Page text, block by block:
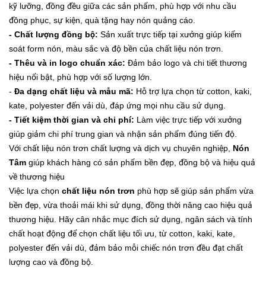
kỹ lưỡng, đồng đều giữa các sản phẩm, phù hợp với nhu cầu
đồng phục, sự kiện, quà tặng hay nón quảng cáo.
- Chất lượng đồng bộ: Sản xuất trực tiếp tại xưởng giúp kiểm
soát form nón, màu sắc và độ bền của chất liệu nón trơn.
- Thêu và in logo chuẩn xác: Đảm bảo logo và chi tiết thương
hiệu nổi bật, phù hợp với số lượng lớn.
- Đa dạng chất liệu và mẫu mã: Hỗ trợ lựa chọn từ cotton, kaki,
kate, polyester đến vải dù, đáp ứng mọi nhu cầu sử dụng.
- Tiết kiệm thời gian và chi phí: Làm việc trực tiếp với xưởng
giúp giảm chi phí trung gian và nhận sản phẩm đúng tiến độ.
Với chất liệu nón trơn chất lượng và dịch vụ chuyên nghiệp, Nón
Tâm giúp khách hàng có sản phẩm bền đẹp, đồng bộ và hiệu quả
về thương hiệu
Việc lựa chọn chất liệu nón trơn phù hợp sẽ giúp sản phẩm vừa
bền đẹp, vừa thoải mái khi sử dụng, đồng thời nâng cao hiệu quả
thương hiệu. Hãy cân nhắc mục đích sử dụng, ngân sách và tính
chất hoạt động để chọn chất liệu tối ưu, từ cotton, kaki, kate,
polyester đến vải dù, đảm bảo mỗi chiếc nón trơn đều đạt chất
lượng cao và đồng bộ.